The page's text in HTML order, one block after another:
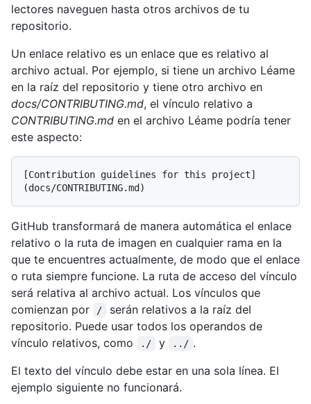
lectores naveguen hasta otros archivos de tu
repositorio.
Un enlace relativo es un enlace que es relativo al
archivo actual. Por ejemplo, si tiene un archivo Léame
en la raíz del repositorio y tiene otro archivo en
docs/CONTRIBUTING.md, el vínculo relativo a
CONTRIBUTING.md en el archivo Léame podría tener
este aspecto:
[Contribution guidelines for this project]
GitHub transformará de manera automática el enlace
relativo o la ruta de imagen en cualquier rama en la
que te encuentres actualmente, de modo que el enlace
o ruta siempre funcione. La ruta de acceso del vínculo
será relativa al archivo actual. Los vínculos que
comienzan por
/
serán relativos a la raíz del
repositorio. Puede usar todos los operandos de
vínculo relativos, como
./ y ../ .
El texto del vínculo debe estar en una sola línea. El
ejemplo siguiente no funcionará.